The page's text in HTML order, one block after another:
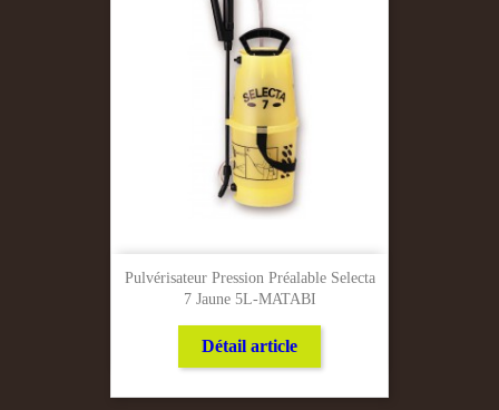
Pulvérisateur Pression Préalable Selecta
7 Jaune 5L-MATABI
Détail article